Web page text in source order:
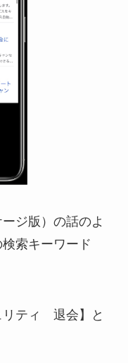
ジ版）の話のよ
索キーワード
リティ 退会】と